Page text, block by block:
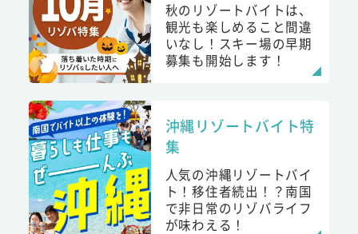
秋のリゾートバイトは、
観光も楽しめること間違
いなし！スキー場の早期
募集も開始します！
沖縄リゾートバイト特
集
人気の沖縄リゾートバイ
ト！移住者続出！？南国
で非日常のリゾバライフ
が味わえる！